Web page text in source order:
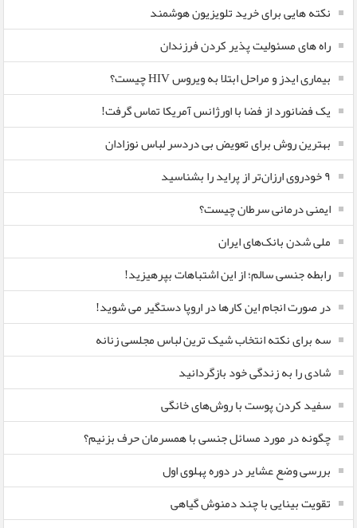
نکته هایی برای خرید تلویزیون هوشمند
راه های مسئولیت پذیر کردن فرزندان
بیماری ایدز و مراحل ابتلا به ویروس HIV چیست؟
یک فضانورد از فضا با اورژانس آمریکا تماس گرفت!
بهترین روش برای تعویض بی دردسر لباس نوزادان
٩ خودروی ارزان‌تر از پراید را بشناسید
ایمنی درمانی سرطان چیست؟
ملی شدن بانک‌های ایران
رابطه جنسی سالم؛ از این اشتباهات بپرهیزید!
در صورت انجام این کارها در اروپا دستگیر می شوید!
سه برای نکته انتخاب شیک ترین لباس مجلسی زنانه
شادی را به زندگی خود بازگردانید
سفید کردن پوست با روش‌های خانگی
چگونه در مورد مسائل جنسی با همسرمان حرف بزنیم؟
بررسی وضع عشایر در دوره پهلوی اول
تقویت بینایی با چند دمنوش گیاهی